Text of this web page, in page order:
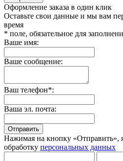
Оформление заказа в один клик
Оставьте свои данные и мы вам
время
* поле, обязательное для
Ваше имя:
Ваше сообщение:
Ваш телефон*:
Ваша эл. почта:
Отправить
Нажимая на кнопку «Отправить»,
обработку персональных данных